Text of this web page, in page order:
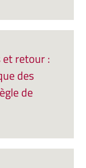
et retour :
des
de